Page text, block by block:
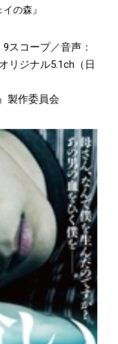
の森』
スコープ／音声：
リジナル5.1ch（日
製作委員会